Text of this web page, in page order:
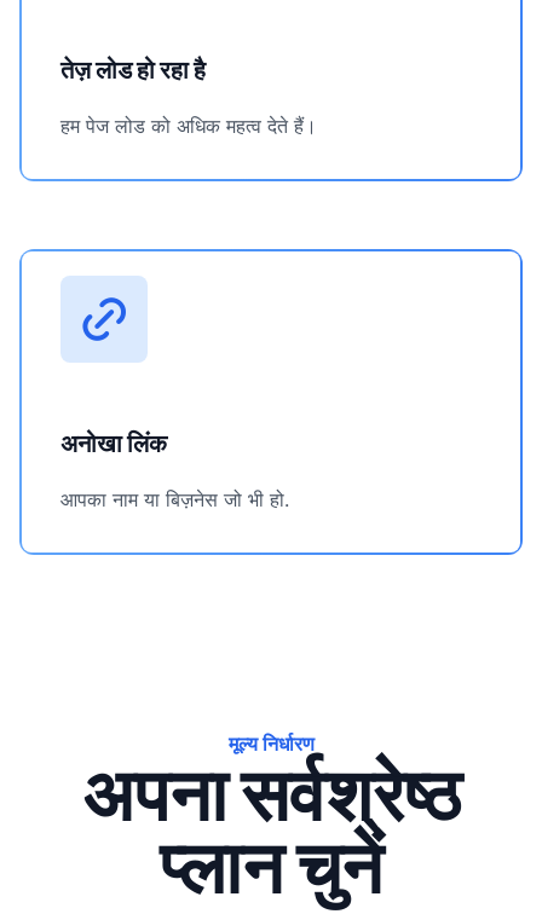
तेज़ लोड हो रहा है
हम पेज लोड को अधिक महत्व देते हैं।
अनोखा लिंक
आपका नाम या बिज़नेस जो भी हो.
मूल्य निर्धारण
अपना सर्वश्रेष्ठ
प्लान चुनें